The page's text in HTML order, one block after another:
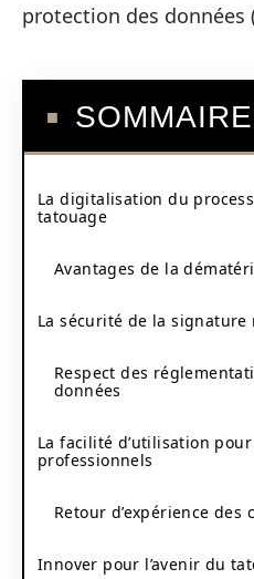
protection des données
SOMMAIRE
La digitalisation du
tatouage
Avantages de la
La sécurité de la signature
Respect des
données
La facilité d’utilisation
professionnels
Retour d’expérience des
Innover pour l’avenir du